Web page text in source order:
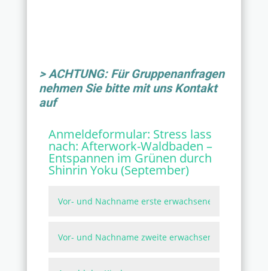
> ACHTUNG: Für Gruppenanfragen
nehmen Sie bitte mit uns Kontakt
auf
Anmeldeformular: Stress lass
nach: Afterwork-Waldbaden –
Entspannen im Grünen durch
Shinrin Yoku (September)